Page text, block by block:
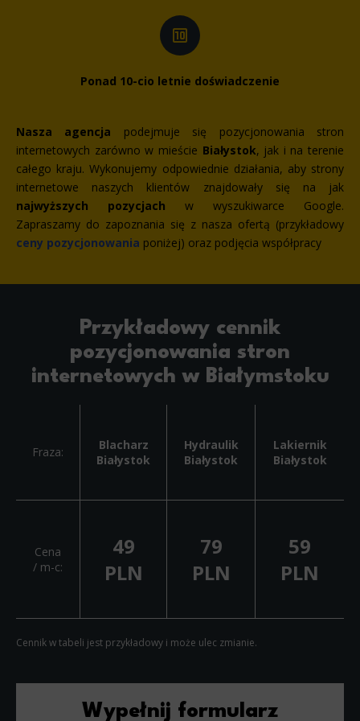
Scripts and data used to collect information to analyze site traffic and how users use the site, how they came to the
Scope responsible for displaying personalized ads that may be of interest to the user based on browsing history and
habits and demographic criteria. Also, third-party files that, in conjunction with files installed while browsing other
websites, profile the user, providing him or her with the marketing, advertising and retargeting content deemed most
Ponad 10-cio letnie doświadczenie
Nasza agencja podejmuje się pozycjonowania stron
internetowych zarówno w mieście Białystok, jak i na terenie
całego kraju. Wykonujemy odpowiednie działania, aby strony
internetowe naszych klientów znajdowały się na jak
najwyższych pozycjach w wyszukiwarce Google.
Zapraszamy do zapoznania się z nasza ofertą (przykładowy
ceny pozycjonowania poniżej) oraz podjęcia współpracy
Przykładowy cennik
pozycjonowania stron
internetowych w Białymstoku
Fraza:
Blacharz
Białystok
Hydraulik
Białystok
Lakiernik
Białystok
Cena
/ m-c:
49
PLN
79
PLN
59
PLN
Cennik w tabeli jest przykładowy i może ulec zmianie.
Wypełnij formularz